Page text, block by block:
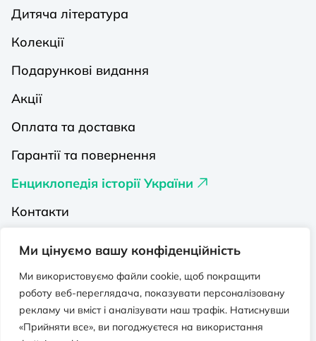
Ми цінуємо вашу конфіденційність
Ми використовуємо файли cookie, щоб покращити
роботу веб-переглядача, показувати персоналізовану
рекламу чи вміст і аналізувати наш трафік. Натиснувши
«Прийняти все», ви погоджуєтеся на використання
Дитяча література
Колекції
Подарункові видання
Акції
Оплата та доставка
Гарантії та повернення
Енциклопедія історії України
Контакти
Видавництва на Порталі
Політика конфіденційності
Публічна оферта